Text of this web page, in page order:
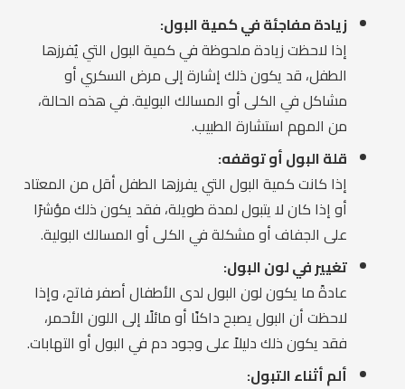
زيادة مفاجئة في كمية البول:
إذا لاحظت زيادة ملحوظة في كمية البول التي يُفرزها
الطفل، قد يكون ذلك إشارة إلى مرض السكري أو
مشاكل في الكلى أو المسالك البولية. في هذه الحالة،
من المهم استشارة الطبيب.
قلة البول أو توقفه:
إذا كانت كمية البول التي يفرزها الطفل أقل من المعتاد
أو إذا كان لا يتبول لمدة طويلة، فقد يكون ذلك مؤشرًا
على الجفاف أو مشكلة في الكلى أو المسالك البولية.
تغيير في لون البول:
عادةً ما يكون لون البول لدى الأطفال أصفر فاتح، وإذا
لاحظت أن البول يصبح داكنًا أو مائلًا إلى اللون الأحمر،
فقد يكون ذلك دليلاً على وجود دم في البول أو التهابات.
ألم أثناء التبول: